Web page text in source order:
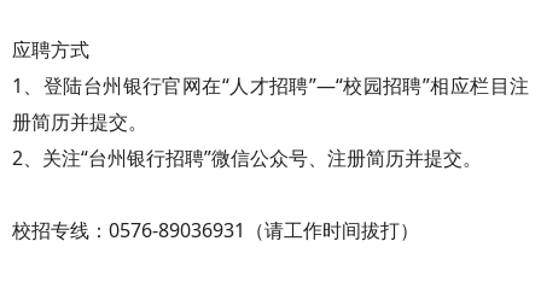
应聘方式
1、登陆台州银行官网在“人才招聘”—“校园招聘”相应栏目注
册简历并提交。
2、关注“台州银行招聘”微信公众号、注册简历并提交。
校招专线：0576-89036931（请工作时间拔打）